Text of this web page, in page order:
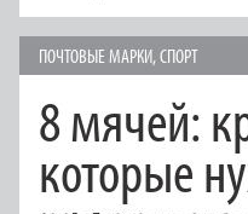
ПОЧТОВЫЕ МАРКИ,СПОРТ
8 мячей:
которые